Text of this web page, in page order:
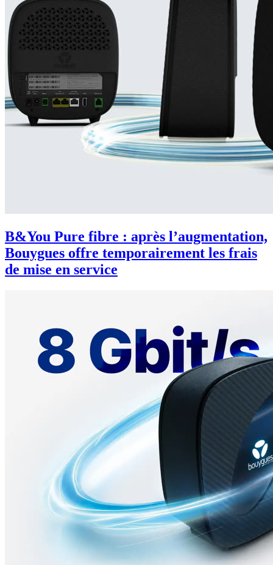
B&You Pure fibre : après l’augmentation,
Bouygues offre temporairement les frais
de mise en service